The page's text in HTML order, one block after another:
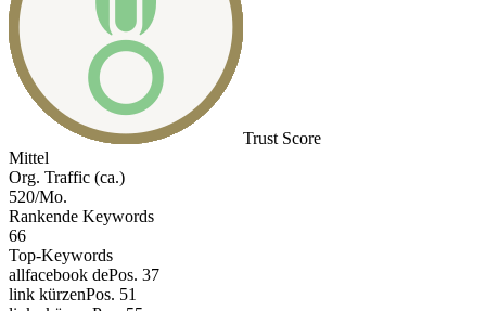
Trust Score
Mittel
Org. Traffic (ca.)
520/Mo.
Rankende Keywords
66
Top-Keywords
allfacebook dePos. 37
link kürzenPos. 51